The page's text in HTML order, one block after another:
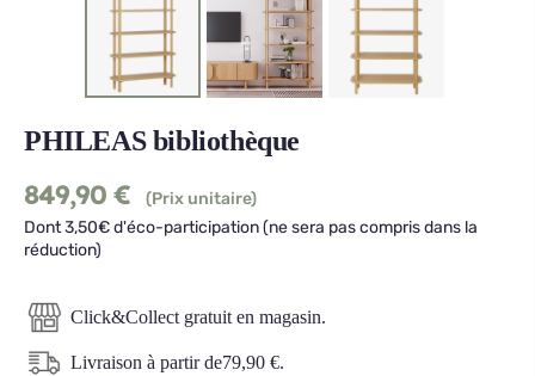
PHILEAS bibliothèque
849,90 €
(Prix unitaire)
Dont 3,50€ d'éco-participation (ne sera pas compris dans la
réduction)
Click&Collect gratuit en magasin.
Livraison à partir de79,90 €.